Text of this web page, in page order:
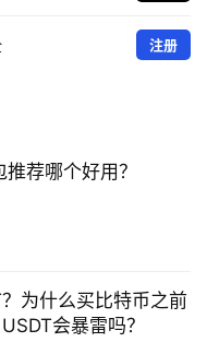
注册
荐哪个好用？
为什么买比特币之前
会暴雷吗？